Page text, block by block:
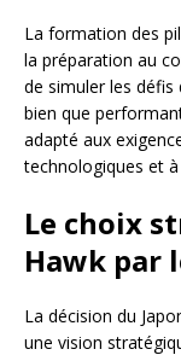
La formation des
la préparation au
de simuler les défis
bien que
adapté aux
technologiques et à
Le choix
Hawk par
La décision du
une vision